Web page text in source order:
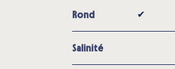
Rond ✔︎
Salinité